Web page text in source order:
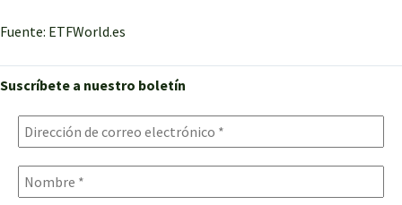
Fuente: ETFWorld.es
Suscríbete a nuestro boletín